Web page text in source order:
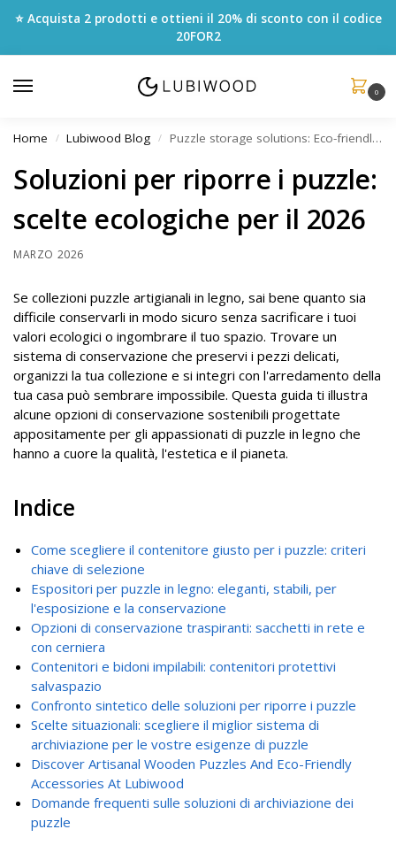
⭐ Acquista 2 prodotti e ottieni il 20% di sconto con il codice
20FOR2
0
Home / Lubiwood Blog / Puzzle storage solutions: Eco-friendly picks for 2026
Soluzioni per riporre i puzzle:
scelte ecologiche per il 2026
MARZO 2026
Se collezioni puzzle artigianali in legno, sai bene quanto sia
difficile conservarli in modo sicuro senza sacrificare i tuoi
valori ecologici o ingombrare il tuo spazio. Trovare un
sistema di conservazione che preservi i pezzi delicati,
organizzi la tua collezione e si integri con l'arredamento della
tua casa può sembrare impossibile. Questa guida ti illustra
alcune opzioni di conservazione sostenibili progettate
appositamente per gli appassionati di puzzle in legno che
hanno a cuore la qualità, l'estetica e il pianeta.
Indice
Come scegliere il contenitore giusto per i puzzle: criteri
chiave di selezione
Espositori per puzzle in legno: eleganti, stabili, per
l'esposizione e la conservazione
Opzioni di conservazione traspiranti: sacchetti in rete e
con cerniera
Contenitori e bidoni impilabili: contenitori protettivi
salvaspazio
Confronto sintetico delle soluzioni per riporre i puzzle
Scelte situazionali: scegliere il miglior sistema di
archiviazione per le vostre esigenze di puzzle
Discover Artisanal Wooden Puzzles And Eco-Friendly
Accessories At Lubiwood
Domande frequenti sulle soluzioni di archiviazione dei
puzzle